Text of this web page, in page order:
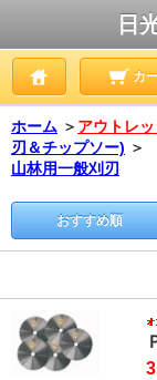
日
カ
ホーム ＞ アウトレ
刃＆チップソー) ＞
山林用一般刈刃
おすすめ順